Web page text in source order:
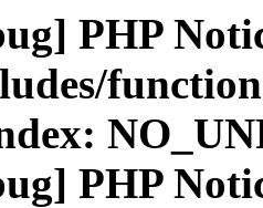
PHP
PHP